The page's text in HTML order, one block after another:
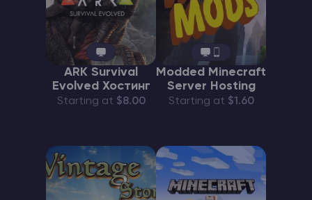
ARK Survival
Evolved Хостинг
Starting at $8.00
Modded Minecraft
Server Hosting
Starting at $1.60